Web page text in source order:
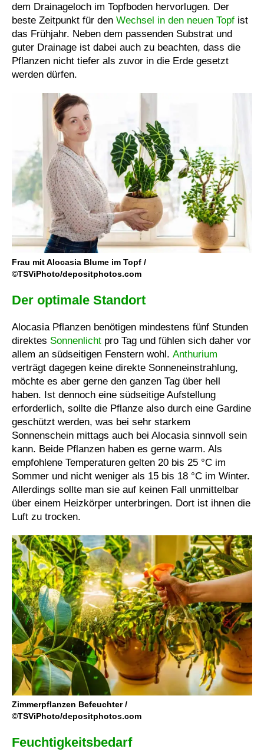
dem Drainageloch im Topfboden hervorlugen. Der
beste Zeitpunkt für den Wechsel in den neuen Topf ist
das Frühjahr. Neben dem passenden Substrat und
guter Drainage ist dabei auch zu beachten, dass die
Pflanzen nicht tiefer als zuvor in die Erde gesetzt
werden dürfen.
Frau mit Alocasia Blume im Topf /
©TSViPhoto/depositphotos.com
Der optimale Standort
Alocasia Pflanzen benötigen mindestens fünf Stunden
direktes Sonnenlicht pro Tag und fühlen sich daher vor
allem an südseitigen Fenstern wohl. Anthurium
verträgt dagegen keine direkte Sonneneinstrahlung,
möchte es aber gerne den ganzen Tag über hell
haben. Ist dennoch eine südseitige Aufstellung
erforderlich, sollte die Pflanze also durch eine Gardine
geschützt werden, was bei sehr starkem
Sonnenschein mittags auch bei Alocasia sinnvoll sein
kann. Beide Pflanzen haben es gerne warm. Als
empfohlene Temperaturen gelten 20 bis 25 °C im
Sommer und nicht weniger als 15 bis 18 °C im Winter.
Allerdings sollte man sie auf keinen Fall unmittelbar
über einem Heizkörper unterbringen. Dort ist ihnen die
Luft zu trocken.
Zimmerpflanzen Befeuchter /
©TSViPhoto/depositphotos.com
Feuchtigkeitsbedarf